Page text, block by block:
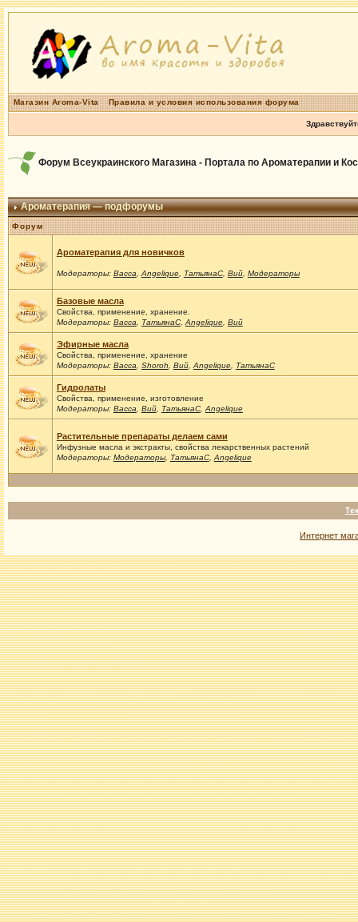
Магазин Aroma-Vita Правила и условия использования форума
Форум Всеукраинского Магазина - Портала по Ароматерапии и
Ароматерапия — подфорумы
Форум
Ароматерапия для новичков
Модераторы: Васса Angelique, ТатьянаС, Вий, Модераторы
Базовые масла
Свойства, применение, хранение.
Модераторы: Васса ТатьянаС, Angelique, Вий
Эфирные масла
Свойства, применение, хранение
Модераторы: Васса Shoroh Вий, Angelique, ТатьянаС
Гидролаты
Свойства, применение, изготовление
Модераторы: Васса Вий, ТатьянаС, Angelique
Растительные препараты делаем сами
Инфузные масла и экстракты, свойства лекарственных растений
Модераторы: Модераторы, ТатьянаС, Angelique
Интернет